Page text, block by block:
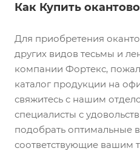
Как Купить
Для приобретения
других видов тесьмы и
компании Фортекс,
каталог продукции на
свяжитесь с нашим
специалисты с
подобрать оптимальные
соответствующие вашим